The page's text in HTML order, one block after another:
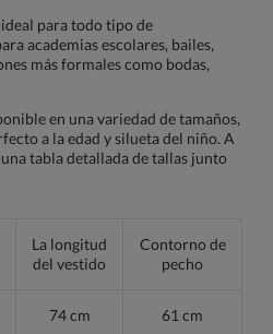
para todo tipo de
academias escolares, bailes,
más formales como bodas,
en una variedad de tamaños,
a la edad y silueta del niño. A
tabla detallada de tallas junto
La longitud
del vestido
Contorno de
pecho
74 cm 61 cm